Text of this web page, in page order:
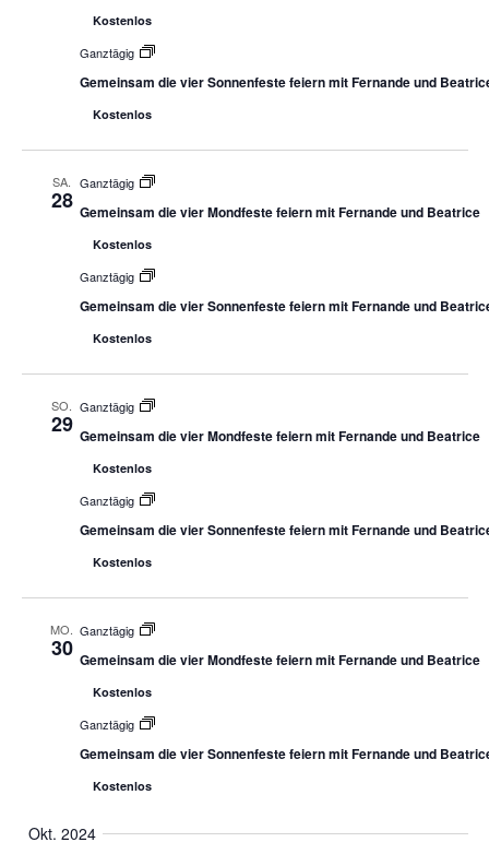
Kostenlos
Ganztägig
Gemeinsam die vier Sonnenfeste feiern mit Fernande und
Kostenlos
SA.
28
Ganztägig
Gemeinsam die vier Mondfeste feiern mit Fernande und Beatrice
Kostenlos
Ganztägig
Gemeinsam die vier Sonnenfeste feiern mit Fernande und
Kostenlos
SO.
29
Ganztägig
Gemeinsam die vier Mondfeste feiern mit Fernande und Beatrice
Kostenlos
Ganztägig
Gemeinsam die vier Sonnenfeste feiern mit Fernande und
Kostenlos
MO.
30
Ganztägig
Gemeinsam die vier Mondfeste feiern mit Fernande und Beatrice
Kostenlos
Ganztägig
Gemeinsam die vier Sonnenfeste feiern mit Fernande und
Kostenlos
Okt. 2024